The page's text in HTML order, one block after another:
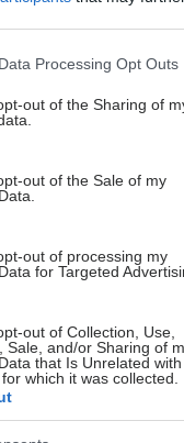
this website/app uses
visit or usage
to Google and its
below specified
Processing Opt Outs
out of the Sharing of
out of the Sale of my
out of processing my
for Targeted
out of Collection, Use,
Sale, and/or Sharing of
that Is Unrelated
which it was collected.